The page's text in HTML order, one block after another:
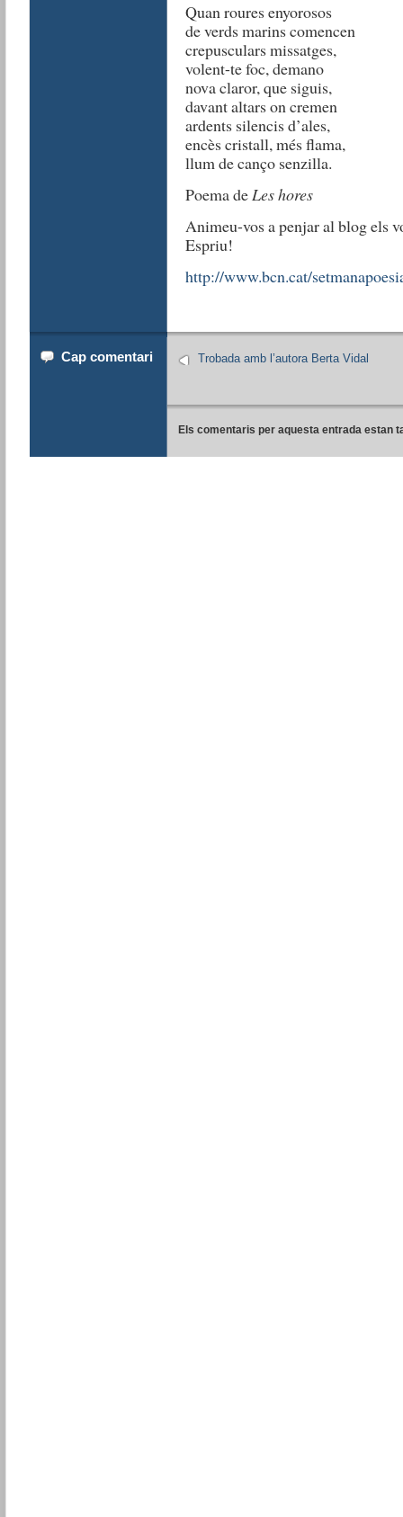
Quan roures enyorosos
de verds marins comencen
crepusculars missatges,
volent-te foc, demano
nova claror, que siguis,
davant altars on cremen
ardents silencis d’ales,
encès cristall, més flama,
llum de canço senzilla.
Poema deLes hores
Animeu-vos a penjar al blog els
Espriu!
http://www.bcn.cat/
Cap comentari Trobada amb l’autora Berta Vidal
Els comentaris per aquesta entrada estan